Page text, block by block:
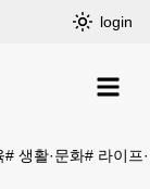
login
# 생활·문화# 라이프